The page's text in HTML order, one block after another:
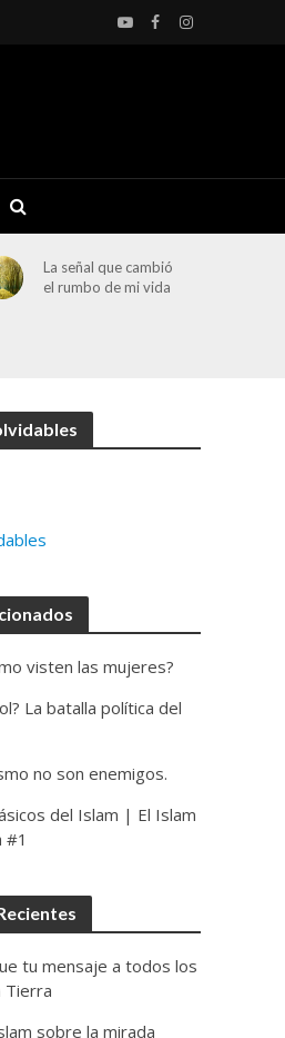
La señal que cambió
el rumbo de mi vida
visten las mujeres?
La batalla política del
no son enemigos.
del Islam | El Islam
#1
tu mensaje a todos los
Tierra
sobre la mirada